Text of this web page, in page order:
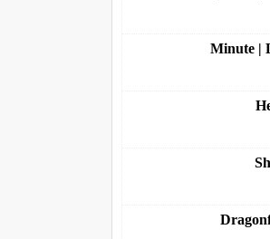
Minute |